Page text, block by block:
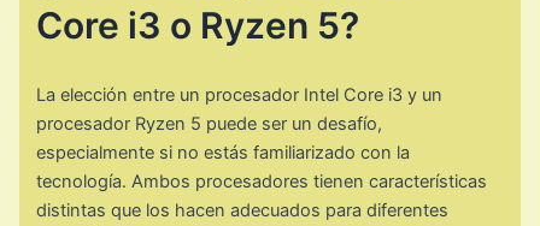
Core i3 o Ryzen 5?
La elección entre un procesador Intel Core i3 y un
procesador Ryzen 5 puede ser un desafío,
especialmente si no estás familiarizado con la
tecnología. Ambos procesadores tienen características
distintas que los hacen adecuados para diferentes